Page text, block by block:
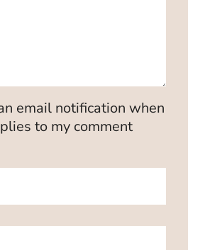
email notification when
to my comment